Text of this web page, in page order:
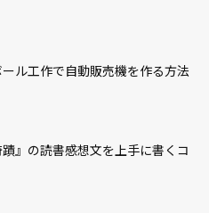
ル工作で自動販売機を作る方法
蹟』の読書感想文を上手に書くコ